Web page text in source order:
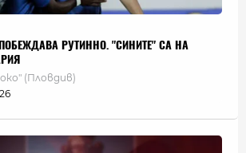
РУТИННО. "СИНИТЕ" СА НА
(Пловдив)